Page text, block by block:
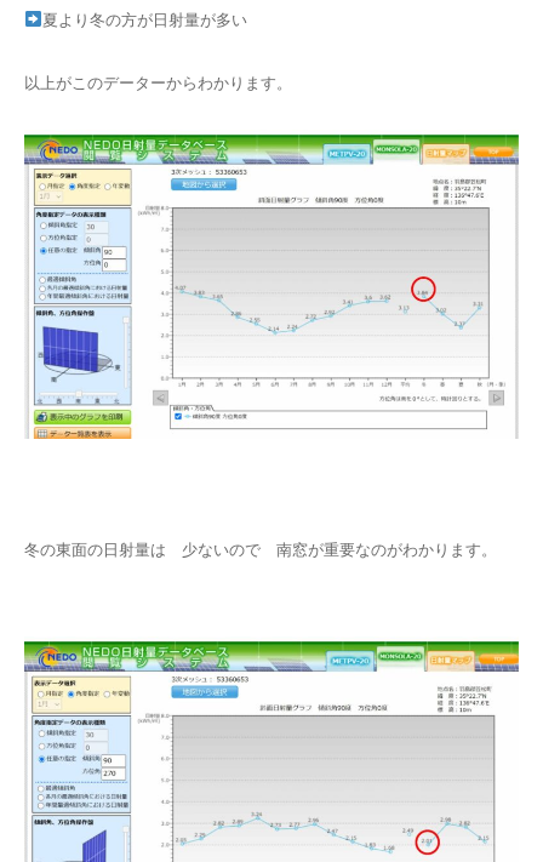
夏より冬の方が日射量が多い
以上がこのデーターからわかります。
冬の東面の日射量は 少ないので 南窓が重要なのがわかります。